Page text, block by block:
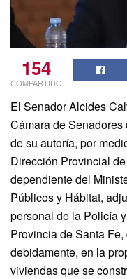
154
COMPARTIDO
El Senador Alcides
Cámara de
de su autoría, por
Dirección Provincial
dependiente del
Públicos y Hábitat,
personal de la Policía
Provincia de Santa
debidamente, en la
viviendas que se